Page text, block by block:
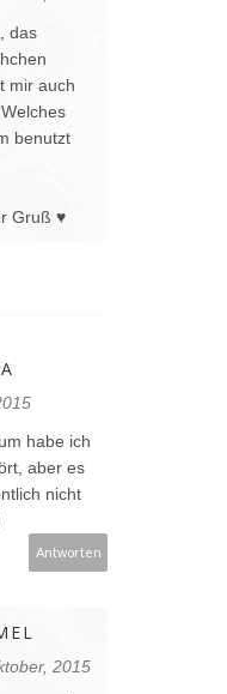
das
mir auch
benutzt
Gruß ♥
habe ich
aber es
nicht
Antworten
2015